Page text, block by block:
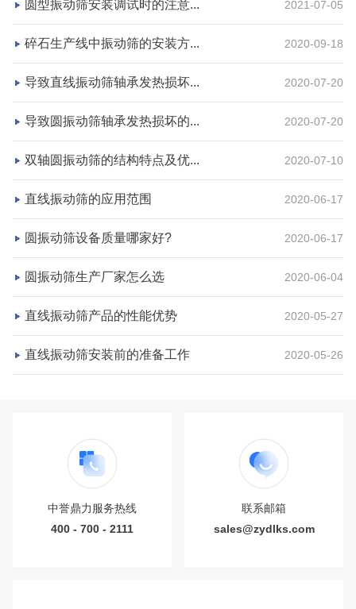
湖北省宜昌市砂石集并日产一万吨砂石料生产线
项目坐标
项目业主
咨询该项目执行经理
圆型振动筛安装调试时的注意... 2021-07-05
碎石生产线中振动筛的安装方... 2020-09-18
导致直线振动筛轴承发热损坏... 2020-07-20
导致圆振动筛轴承发热损坏的... 2020-07-20
双轴圆振动筛的结构特点及优... 2020-07-10
直线振动筛的应用范围 2020-06-17
圆振动筛设备质量哪家好? 2020-06-17
圆振动筛生产厂家怎么选 2020-06-04
直线振动筛产品的性能优势 2020-05-27
直线振动筛安装前的准备工作 2020-05-26
中誉鼎力服务热线
400 - 700 - 2111
联系邮箱
sales@zydlks.com